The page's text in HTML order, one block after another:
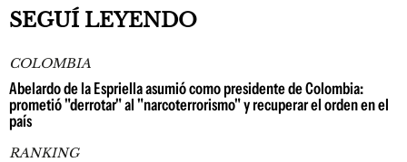
SEGUÍ LEYENDO
COLOMBIA
Abelardo de la Espriella asumió como presidente de Colombia:
prometió "derrotar" al "narcoterrorismo" y recuperar el orden en el
país
RANKING